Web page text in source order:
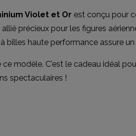
Violet et Or est conçu pour
précieux pour les figures
haute performance assure
modèle. C'est le cadeau idéal
spectaculaires !